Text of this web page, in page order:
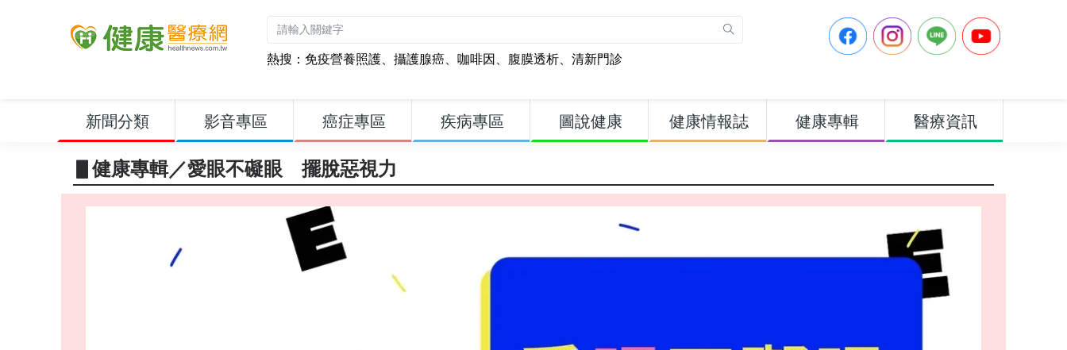
熱搜： 免疫營養照護、 攝護腺癌、 咖啡因、 腹膜透析、 清新門診
新聞分類 影音專區 癌症專區 疾病專區 圖說健康 健康情報誌 健康專輯 醫療資訊
▋健康專輯／愛眼不礙眼 擺脫惡視力